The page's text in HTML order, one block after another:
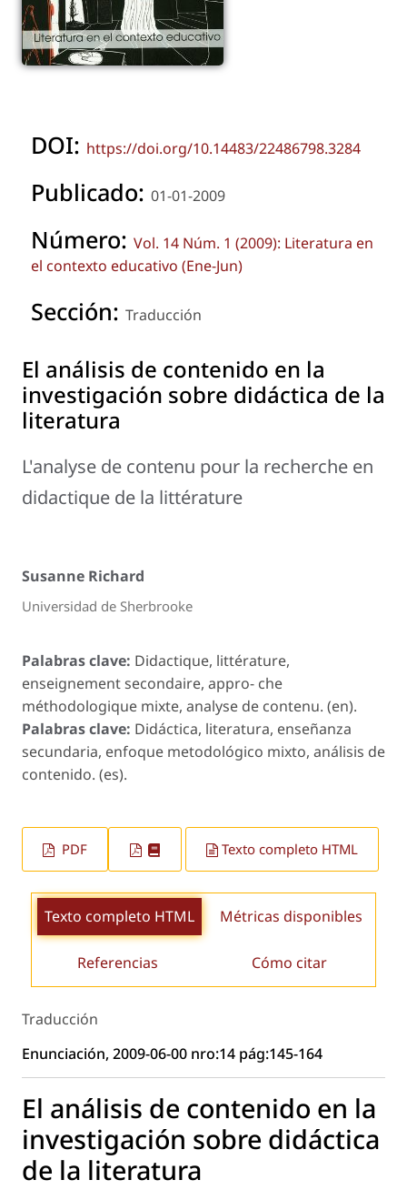
DOI: https://doi.org/10.14483/22486798.3284
Publicado: 01-01-2009
Número: Vol. 14 Núm. 1 (2009): Literatura en
el contexto educativo (Ene-Jun)
Sección: Traducción
El análisis de contenido en la
investigación sobre didáctica de la
literatura
L'analyse de contenu pour la recherche en
didactique de la littérature
Susanne Richard
Universidad de Sherbrooke
Palabras clave: Didactique, littérature,
enseignement secondaire, appro- che
méthodologique mixte, analyse de contenu. (en).
Palabras clave: Didáctica, literatura, enseñanza
secundaria, enfoque metodológico mixto, análisis de
contenido. (es).
PDF Texto completo HTML
Texto completo HTML Métricas disponibles
Referencias Cómo citar
Traducción
Enunciación, 2009-06-00 nro:14 pág:145-164
El análisis de contenido en la
investigación sobre didáctica
de la literatura